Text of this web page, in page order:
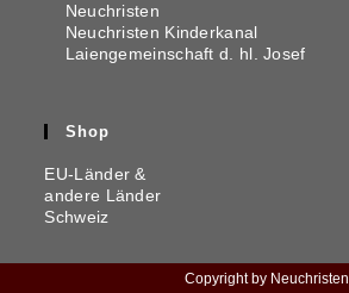
Neuchristen
Neuchris­ten Kinderkanal
Laienge­mein­schaft d. hl. Josef
Shop
EU-Län­der &
andere Länder
Schweiz
Copyright by Neuchristen